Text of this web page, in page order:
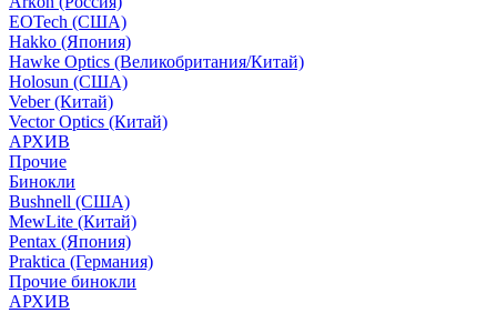
EOTech (США)
Hakko (Япония)
Hawke Optics (Великобритания/Китай)
Holosun (США)
Veber (Китай)
Vector Optics (Китай)
АРХИВ
Прочие
Бинокли
Bushnell (США)
MewLite (Китай)
Pentax (Япония)
Praktica (Германия)
Прочие бинокли
АРХИВ